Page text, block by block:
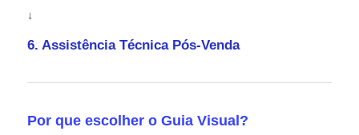
↓
6. Assistência Técnica Pós-Venda
Por que escolher o Guia Visual?